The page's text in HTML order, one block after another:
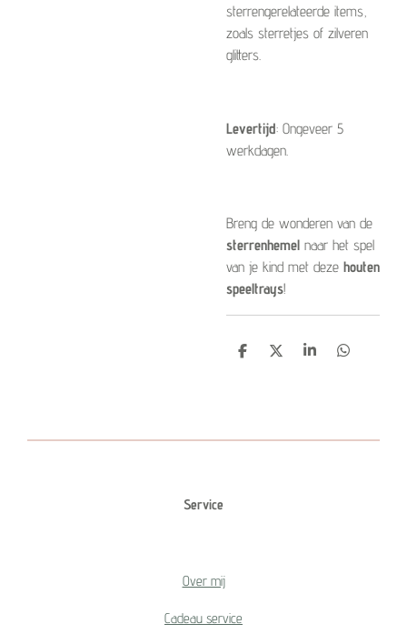
sterrengerelateerde items,
zoals sterretjes of zilveren
glitters.
Levertijd: Ongeveer 5
werkdagen.
Breng de wonderen van de
sterrenhemel naar het spel
van je kind met deze houten
speeltrays!
D
D
S
D
Service
Over mij
Cadeau service